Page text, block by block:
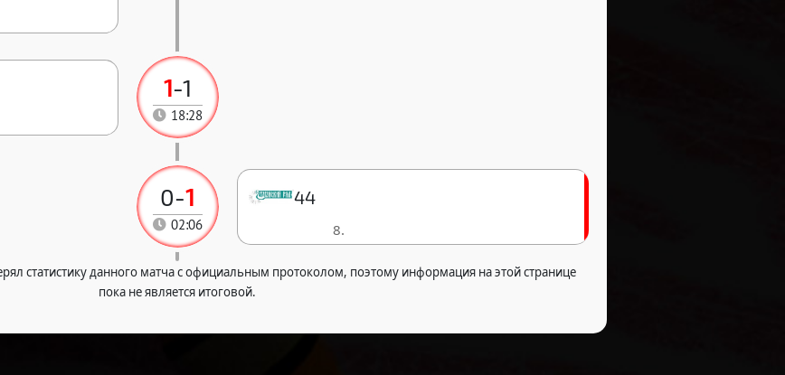
0-1
02:06
44
8.
1-1
18:28
статистику данного матча с официальным протоколом, поэтому информация на этой странице
пока не является итоговой.